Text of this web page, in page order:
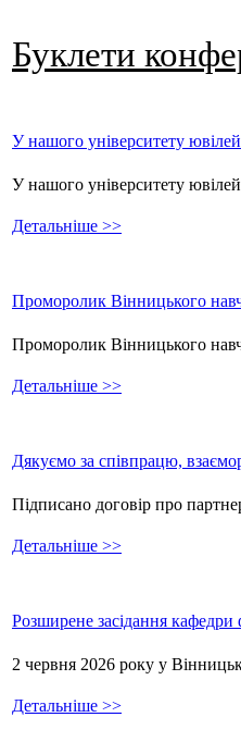
Буклети
У нашого університету
У нашого університету
Детальніше >>
Проморолик Вінницького
Проморолик Вінницького
Детальніше >>
Дякуємо за співпрацю,
Підписано договір про
Детальніше >>
Розширене засідання кафедри
2 червня 2026 року у
Детальніше >>